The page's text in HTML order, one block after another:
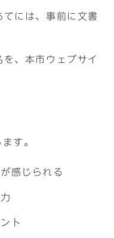
には、事前に文書
、本市ウェブサイ
す。
感じられる
ト